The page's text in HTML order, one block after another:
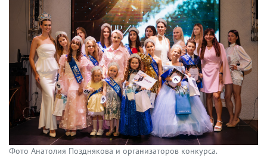
Фото Анатолия Позднякова и организаторов конкурса.